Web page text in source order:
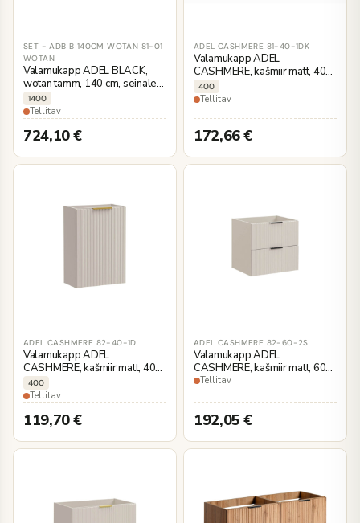
SET - ADB B 140CM WOTAN 81-01
WOTAN
Valamukapp ADEL BLACK,
wotan tamm, 140 cm, seinale
kinnitatav
1400
Tellitav
724,10€
ADEL CASHMERE 81-40-1DK
Valamukapp ADEL
CASHMERE, kašmiir matt, 40
cm, seinale kinnitatav
400
Tellitav
172,66€
ADEL CASHMERE 82-40-1D
Valamukapp ADEL
CASHMERE, kašmiir matt, 40
cm, seinale kinnitatav
400
Tellitav
119,70€
ADEL CASHMERE 82-60-2S
Valamukapp ADEL
CASHMERE, kašmiir matt, 60
cm, seinale kinnitatav
Tellitav
192,05€